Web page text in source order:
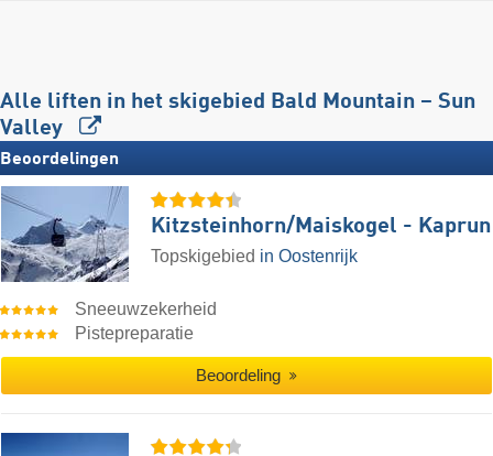
Alle liften in het skigebied Bald Mountain – Sun
Valley
Beoordelingen
Kitzsteinhorn/​Maiskogel - Kaprun
Topskigebied in Oostenrijk
Sneeuwzekerheid
Pistepreparatie
Beoordeling